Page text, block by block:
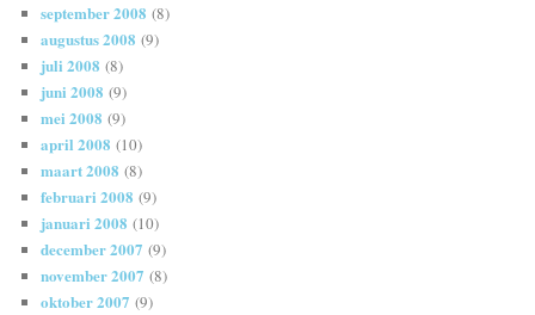
september 2008 (8)
augustus 2008 (9)
juli 2008 (8)
juni 2008 (9)
mei 2008 (9)
april 2008 (10)
maart 2008 (8)
februari 2008 (9)
januari 2008 (10)
december 2007 (9)
november 2007 (8)
oktober 2007 (9)